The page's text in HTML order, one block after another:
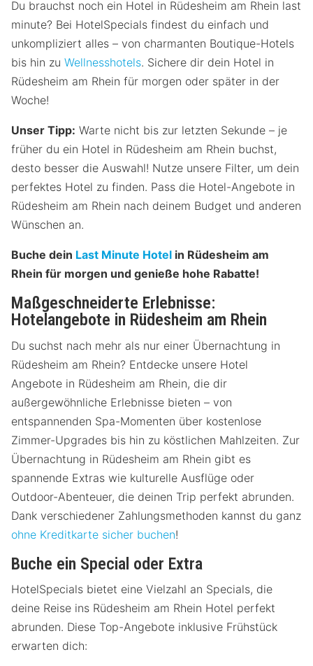
Du brauchst noch ein Hotel in Rüdesheim am Rhein last
minute? Bei HotelSpecials findest du einfach und
unkompliziert alles – von charmanten Boutique-Hotels
bis hin zu Wellnesshotels. Sichere dir dein Hotel in
Rüdesheim am Rhein für morgen oder später in der
Woche!
Unser Tipp: Warte nicht bis zur letzten Sekunde – je
früher du ein Hotel in Rüdesheim am Rhein buchst,
desto besser die Auswahl! Nutze unsere Filter, um dein
perfektes Hotel zu finden. Pass die Hotel-Angebote in
Rüdesheim am Rhein nach deinem Budget und anderen
Wünschen an.
Buche dein Last Minute Hotel in Rüdesheim am
Rhein für morgen und genieße hohe Rabatte!
Maßgeschneiderte Erlebnisse:
Hotelangebote in Rüdesheim am Rhein
Du suchst nach mehr als nur einer Übernachtung in
Rüdesheim am Rhein? Entdecke unsere Hotel
Angebote in Rüdesheim am Rhein, die dir
außergewöhnliche Erlebnisse bieten – von
entspannenden Spa-Momenten über kostenlose
Zimmer-Upgrades bis hin zu köstlichen Mahlzeiten. Zur
Übernachtung in Rüdesheim am Rhein gibt es
spannende Extras wie kulturelle Ausflüge oder
Outdoor-Abenteuer, die deinen Trip perfekt abrunden.
Dank verschiedener Zahlungsmethoden kannst du ganz
ohne Kreditkarte sicher buchen!
Buche ein Special oder Extra
HotelSpecials bietet eine Vielzahl an Specials, die
deine Reise ins Rüdesheim am Rhein Hotel perfekt
abrunden. Diese Top-Angebote inklusive Frühstück
erwarten dich: